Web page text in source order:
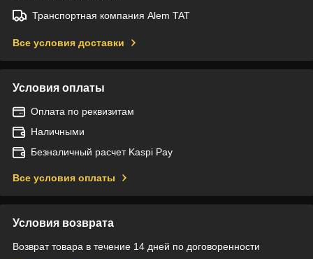
Транспортная компания Alem TAT
Все условия доставки
Условия оплаты
Оплата по реквизитам
Наличными
Безналичный расчет Kaspi Pay
Все условия оплаты
Условия возврата
Возврат товара в течение 14 дней по договоренности